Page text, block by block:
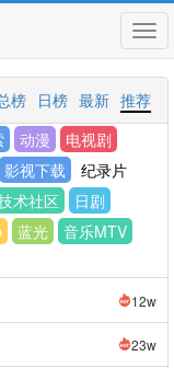
推荐
最新
日榜
榜
动漫
电视剧
影视下载
纪录片
术社区
日剧
蓝光
音乐MTV
12w
23w